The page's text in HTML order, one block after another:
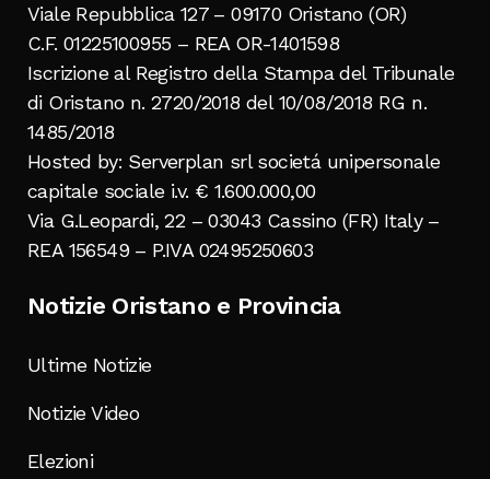
Viale Repubblica 127 – 09170 Oristano (OR)
C.F. 01225100955 – REA OR-1401598
Iscrizione al Registro della Stampa del Tribunale
di Oristano n. 2720/2018 del 10/08/2018 RG n.
1485/2018
Hosted by: Serverplan srl societá unipersonale
capitale sociale i.v. € 1.600.000,00
Via G.Leopardi, 22 – 03043 Cassino (FR) Italy –
REA 156549 – P.IVA 02495250603
Notizie Oristano e Provincia
Ultime Notizie
Notizie Video
Elezioni